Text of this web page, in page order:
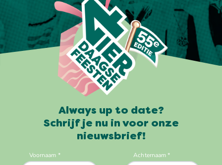
Always up to date?
Schrijf je nu in voor onze
nieuwsbrief!